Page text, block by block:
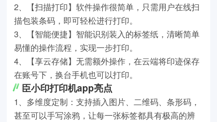
2、【扫描打印】软件操作很简单，只需用户在线扫
描包装条码，即可轻松进行打印。
3、【智能便捷】智能识别装入的标签纸，清晰简单
易懂的操作流程，实现一步打印。
4、【享云存储】无需额外操作，在云端将印迹保存
在账号下，换台手机也可以打印。
臣小印打印机app亮点
1、多维度定制：支持插入图片、二维码、条形码，
甚至可以手写涂鸦，让每一张标签都具有极高的辨